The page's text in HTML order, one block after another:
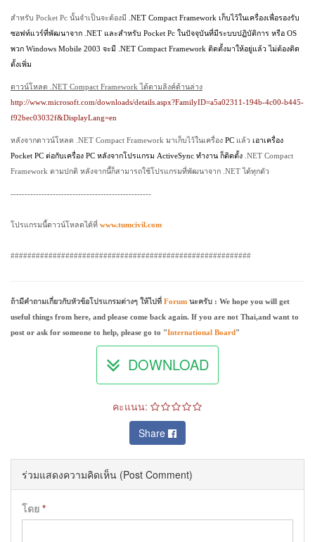
สำหรับ Pocket Pc นั้นจำเป็นจะต้องมี .NET Compact Framework เก็บไว้ในเครื่องเพื่อรองรับ
ซอฟท์แวร์ที่พัฒนาจาก . NET และสำหรับ Pocket Pc ในปัจจุบันที่มีระบบปฏิบัติการ หรือ OS
พวก Windows Mobile 2003 จะมี .NET Compact Framework ติดตั้งมาให้อยู่แล้ว ไม่ต้องติด
ตั้งเพิ่ม
ดาวน์โหลด . NET Compact Framework ได้ตามลิงค์ด้านล่าง
http://www.microsoft.com/downloads/details.aspx?FamilyID=a5a02311-194b-4c00-b445-
f92bec03032f&DisplayLang=en
หลังจากดาวน์โหลด . NET Compact Framework มาเก็บไว้ในเครื่อง PC แล้ว เอาเครื่อง
Pocket PC ต่อกับเครื่อง PC หลังจากโปรแกรม ActiveSync ทำงาน ก็ติดตั้ง NET Compact
Framework ตามปกติ หลังจากนี้ก็สามารถใช้โปรแกรมที่พัฒนาจาก . NET ได้ทุกตัว
--------------------------------------------------
โปรแกรมนี้ดาวน์โหลดได้ที่ www.tumcivil.com
#########################################################
ถ้ามีคำถามเกี่ยวกับหัวข้อโปรแกรมต่างๆ ให้ไปที่ Forum นะครับ : We hope you will get
useful things from here, and please come back again. If you are not Thai,and want to
post or ask for someone to help, please go to "International Board "
DOWNLOAD
คะแนน:
Share
ร่วมแสดงความคิดเห็น (Post Comment)
โดย *